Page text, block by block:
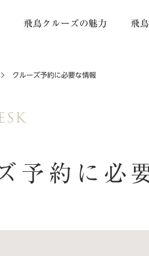
飛鳥クルーズの魅力 飛
クルーズ予約に必要な情報
予約に必